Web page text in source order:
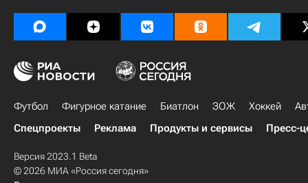
Футбол Фигурное катание Биатлон ЗОЖ Хоккей
Спецпроекты
Реклама Продукты и сервисы Пресс-
Версия 2023.1 Beta
© 2026 МИА «Россия сегодня»